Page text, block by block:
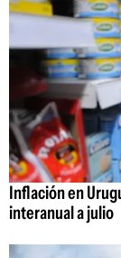
Inflación en
interanual a julio